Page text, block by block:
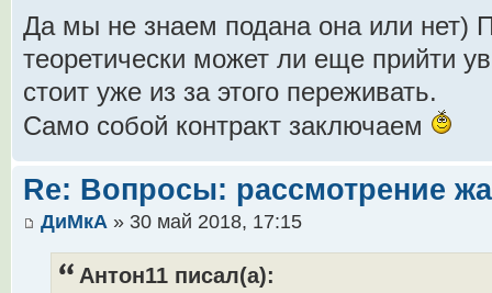
Да мы не знаем подана она или нет)
теоретически может ли еще прийти
стоит уже из за этого переживать.
Само собой контракт заключаем
Re: Вопросы: рассмотрение
ДиМкА » 30 май 2018, 17:15
Антон11 писал(а):